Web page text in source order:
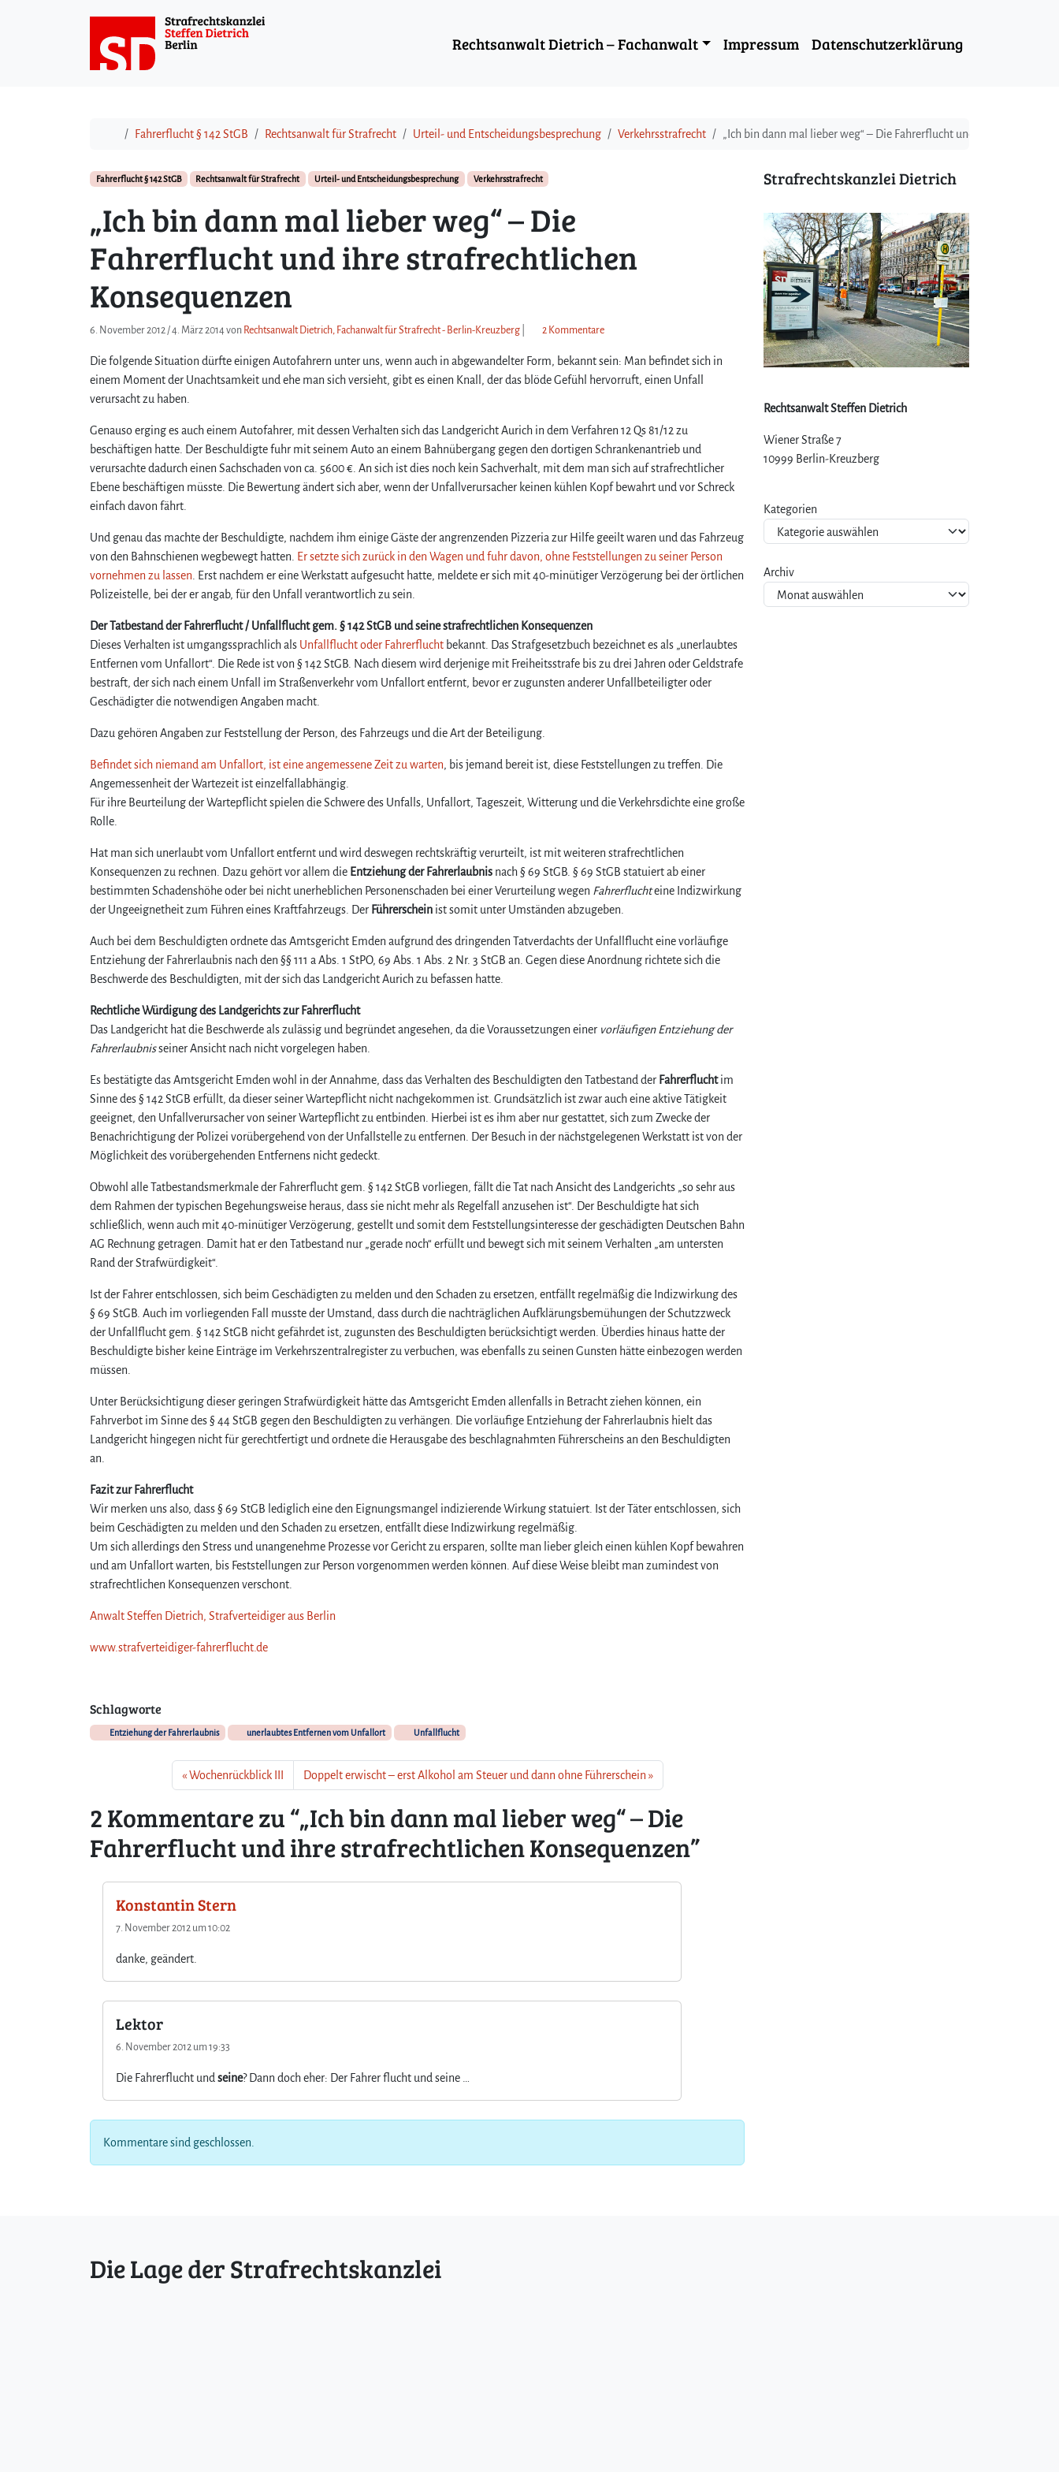
Rechtsanwalt Dietrich – Fachanwalt Impressum Datenschutzerklärung
StartFahrerflucht § 142 StGB Rechtsanwalt für Strafrecht Urteil- und Entscheidungsbesprechung Verkehrsstrafrecht „Ich bin dann mal lieber weg“ – Die Fahrerflucht und ihre
Fahrerflucht § 142 StGB Rechtsanwalt für Strafrecht Urteil- und Entscheidungsbesprechung Verkehrsstrafrecht
„Ich bin dann mal lieber weg“ – Die
Fahrerflucht und ihre strafrechtlichen
Konsequenzen
6. November 2012 /4. März 2014von Rechtsanwalt Dietrich, Fachanwalt für Strafrecht - Berlin-Kreuzberg 2 Kommentarez
„
I
b
a
m
a
l
b
e
h
r
e
r
l
u
r
e
s
a
f
r
e
i
c
h
K
o
n
u
z
e
Die folgende Situation dürfte einigen Autofahrern unter uns, wenn auch in abgewandelter Form, bekannt sein: Man befindet sich in
einem Moment der Unachtsamkeit und ehe man sich versieht, gibt es einen Knall, der das blöde Gefühl hervorruft, einen Unfall
verursacht zu haben.
Genauso erging es auch einem Autofahrer, mit dessen Verhalten sich das Landgericht Aurich in dem Verfahren 12 Qs 81/12 zu
beschäftigen hatte. Der Beschuldigte fuhr mit seinem Auto an einem Bahnübergang gegen den dortigen Schrankenantrieb und
verursachte dadurch einen Sachschaden von ca. 5600 €. An sich ist dies noch kein Sachverhalt, mit dem man sich auf strafrechtlicher
Ebene beschäftigen müsste. Die Bewertung ändert sich aber, wenn der Unfallverursacher keinen kühlen Kopf bewahrt und vor Schreck
einfach davon fährt.
Und genau das machte der Beschuldigte, nachdem ihm einige Gäste der angrenzenden Pizzeria zur Hilfe geeilt waren und das Fahrzeug
von den Bahnschienen wegbewegt hatten.
Er setzte sich zurück in den Wagen und fuhr davon, ohne Feststellungen zu seiner Person
vornehmen zu lassen . Erst nachdem er eine Werkstatt aufgesucht hatte, meldete er sich mit 40-minütiger Verzögerung bei der örtlichen
Polizeistelle, bei der er angab, für den Unfall verantwortlich zu sein.
Der Tatbestand der Fahrerflucht / Unfallflucht gem. § 142 StGB und seine strafrechtlichen Konsequenzen
Dieses Verhalten ist umgangssprachlich als Unfallflucht oder Fahrerflucht bekannt. Das Strafgesetzbuch bezeichnet es als „unerlaubtes
Entfernen vom Unfallort“. Die Rede ist von § 142 StGB. Nach diesem wird derjenige mit Freiheitsstrafe bis zu drei Jahren oder Geldstrafe
bestraft, der sich nach einem Unfall im Straßenverkehr vom Unfallort entfernt, bevor er zugunsten anderer Unfallbeteiligter oder
Geschädigter die notwendigen Angaben macht.
Dazu gehören Angaben zur Feststellung der Person, des Fahrzeugs und die Art der Beteiligung.
Befindet sich niemand am Unfallort, ist eine angemessene Zeit zu warten, bis jemand bereit ist, diese Feststellungen zu treffen. Die
Angemessenheit der Wartezeit ist einzelfallabhängig.
Für ihre Beurteilung der Wartepflicht spielen die Schwere des Unfalls, Unfallort, Tageszeit, Witterung und die Verkehrsdichte eine große
Rolle.
Hat man sich unerlaubt vom Unfallort entfernt und wird deswegen rechtskräftig verurteilt, ist mit weiteren strafrechtlichen
Konsequenzen zu rechnen. Dazu gehört vor allem die Entziehung der Fahrerlaubnis nach § 69 StGB. § 69 StGB statuiert ab einer
bestimmten Schadenshöhe oder bei nicht unerheblichen Personenschaden bei einer Verurteilung wegen Fahrerfluchteine Indizwirkung
der Ungeeignetheit zum Führen eines Kraftfahrzeugs. Der Führerschein ist somit unter Umständen abzugeben.
Auch bei dem Beschuldigten ordnete das Amtsgericht Emden aufgrund des dringenden Tatverdachts der Unfallflucht eine vorläufige
Entziehung der Fahrerlaubnis nach den §§ 111 a Abs. 1 StPO, 69 Abs. 1 Abs. 2 Nr. 3 StGB an. Gegen diese Anordnung richtete sich die
Beschwerde des Beschuldigten, mit der sich das Landgericht Aurich zu befassen hatte.
Rechtliche Würdigung des Landgerichts zur Fahrerflucht
Das Landgericht hat die Beschwerde als zulässig und begründet angesehen, da die Voraussetzungen einer vorläufigen Entziehung der
Fahrerlaubnisseiner Ansicht nach nicht vorgelegen haben.
Es bestätigte das Amtsgericht Emden wohl in der Annahme, dass das Verhalten des Beschuldigten den Tatbestand der Fahrerfluchtim
Sinne des § 142 StGB erfüllt, da dieser seiner Wartepflicht nicht nachgekommen ist. Grundsätzlich ist zwar auch eine aktive Tätigkeit
geeignet, den Unfallverursacher von seiner Wartepflicht zu entbinden. Hierbei ist es ihm aber nur gestattet, sich zum Zwecke der
Benachrichtigung der Polizei vorübergehend von der Unfallstelle zu entfernen. Der Besuch in der nächstgelegenen Werkstatt ist von der
Möglichkeit des vorübergehenden Entfernens nicht gedeckt.
Obwohl alle Tatbestandsmerkmale der Fahrerflucht gem. § 142 StGB vorliegen, fällt die Tat nach Ansicht des Landgerichts „so sehr aus
dem Rahmen der typischen Begehungsweise heraus, dass sie nicht mehr als Regelfall anzusehen ist“. Der Beschuldigte hat sich
schließlich, wenn auch mit 40-minütiger Verzögerung, gestellt und somit dem Feststellungsinteresse der geschädigten Deutschen Bahn
AG Rechnung getragen. Damit hat er den Tatbestand nur „gerade noch“ erfüllt und bewegt sich mit seinem Verhalten „am untersten
Rand der Strafwürdigkeit“.
Ist der Fahrer entschlossen, sich beim Geschädigten zu melden und den Schaden zu ersetzen, entfällt regelmäßig die Indizwirkung des
§ 69 StGB. Auch im vorliegenden Fall musste der Umstand, dass durch die nachträglichen Aufklärungsbemühungen der Schutzzweck
der Unfallflucht gem. § 142 StGB nicht gefährdet ist, zugunsten des Beschuldigten berücksichtigt werden. Überdies hinaus hatte der
Beschuldigte bisher keine Einträge im Verkehrszentralregister zu verbuchen, was ebenfalls zu seinen Gunsten hätte einbezogen werden
müssen.
Unter Berücksichtigung dieser geringen Strafwürdigkeit hätte das Amtsgericht Emden allenfalls in Betracht ziehen können, ein
Fahrverbot im Sinne des § 44 StGB gegen den Beschuldigten zu verhängen. Die vorläufige Entziehung der Fahrerlaubnis hielt das
Landgericht hingegen nicht für gerechtfertigt und ordnete die Herausgabe des beschlagnahmten Führerscheins an den Beschuldigten
an.
Fazit zur Fahrerflucht
Wir merken uns also, dass § 69 StGB lediglich eine den Eignungsmangel indizierende Wirkung statuiert. Ist der Täter entschlossen, sich
beim Geschädigten zu melden und den Schaden zu ersetzen, entfällt diese Indizwirkung regelmäßig.
Um sich allerdings den Stress und unangenehme Prozesse vor Gericht zu ersparen, sollte man lieber gleich einen kühlen Kopf bewahren
und am Unfallort warten, bis Feststellungen zur Person vorgenommen werden können. Auf diese Weise bleibt man zumindest von
strafrechtlichen Konsequenzen verschont.
Anwalt Steffen Dietrich, Strafverteidiger aus Berlin
www.strafverteidiger-fahrerflucht.de
Schlagworte
Entziehung der Fahrerlaubnis unerlaubtes Entfernen vom Unfallort Unfallflucht
Wochenrückblick III Doppelt erwischt – erst Alkohol am Steuer und dann ohne Führerschein
2 Kommentare zu “„Ich bin dann mal lieber weg“ – Die
Fahrerflucht und ihre strafrechtlichen Konsequenzen”
Konstantin Stern
7. November 2012 um 10:02
danke, geändert.
Lektor
6. November 2012 um 19:33
Die Fahrerflucht und seine? Dann doch eher: Der Fahrer flucht und seine …
Kommentare sind geschlossen.
Strafrechtskanzlei Dietrich
Rechtsanwalt Steffen Dietrich
Wiener Straße 7
10999 Berlin-Kreuzberg
Kategorien
Archiv
Die Lage der Strafrechtskanzlei